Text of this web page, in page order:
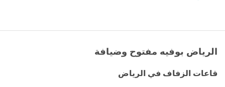
الرياض بوفيه مفتوح وضيافة
قاعات الزفاف في الرياض